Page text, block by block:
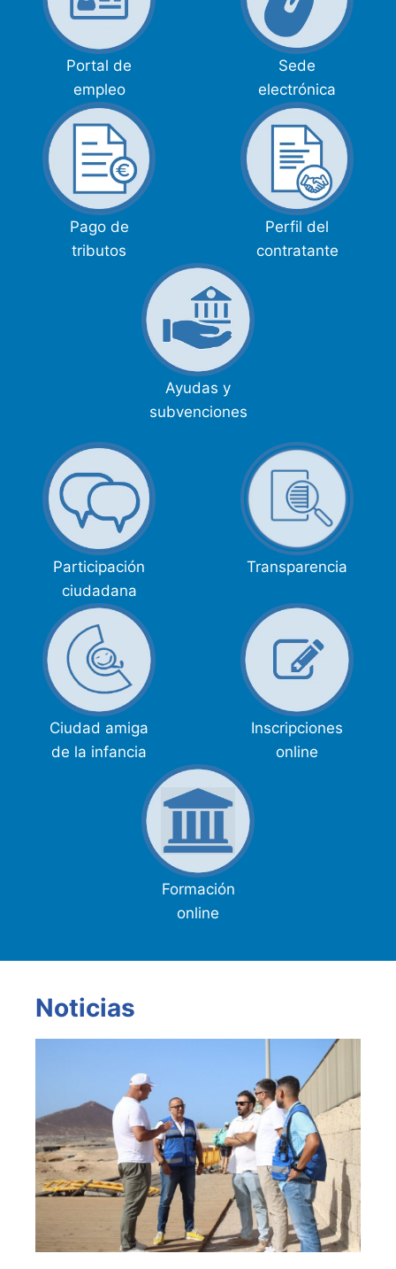
Portal de
empleo
Sede
electrónica
Pago de
tributos
Perfil del
contratante
Ayudas y
subvenciones
Participación
ciudadana
Transparencia
Ciudad amiga
de la infancia
Inscripciones
online
Formación
online
Noticias